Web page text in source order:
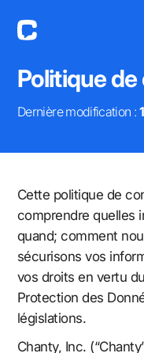
Politique
Dernière modification :
Cette politique de
comprendre quelles
quand; comment
sécurisons vos
vos droits en vertu
Protection des
législations.
Chanty, Inc.